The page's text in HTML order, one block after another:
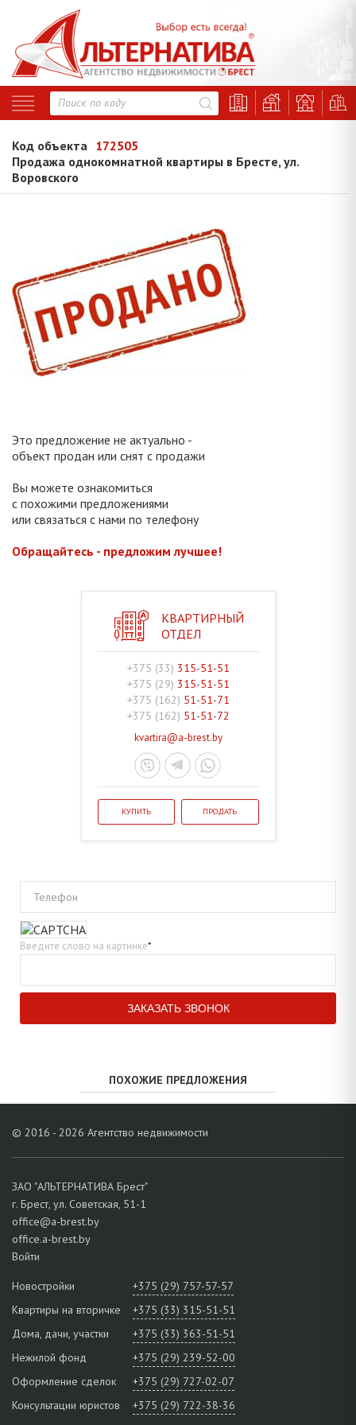
Код объекта 172505
Продажа однокомнатной квартиры в Бресте, ул.
Воровского
Это предложение не актуально -
объект продан или снят с продажи
Вы можете ознакомиться
с похожими предложениями
или связаться с нами по телефону
Обращайтесь - предложим лучшее!
КВАРТИРНЫЙ
ОТДЕЛ
+375 (33) 315-51-51
+375 (29) 315-51-51
+375 (162) 51-51-71
+375 (162) 51-51-72
kvartira@a-brest.by
КУПИТЬ ПРОДАТЬ
Телефон
Введите слово на картинке*
ПОХОЖИЕ ПРЕДЛОЖЕНИЯ
© 2016 - 2026 Агентство недвижимости
ЗАО "АЛЬТЕРНАТИВА Брест"
г. Брест, ул. Советская, 51-1
office@a-brest.by
office.a-brest.by
Войти
Новостройки
+375 (29) 757-57-57
Квартиры на вторичке
+375 (33) 315-51-51
Дома, дачи, участки
+375 (33) 363-51-51
Нежилой фонд
+375 (29) 239-52-00
Оформление сделок
+375 (29) 727-02-07
Консультации юристов
+375 (29) 722-38-36